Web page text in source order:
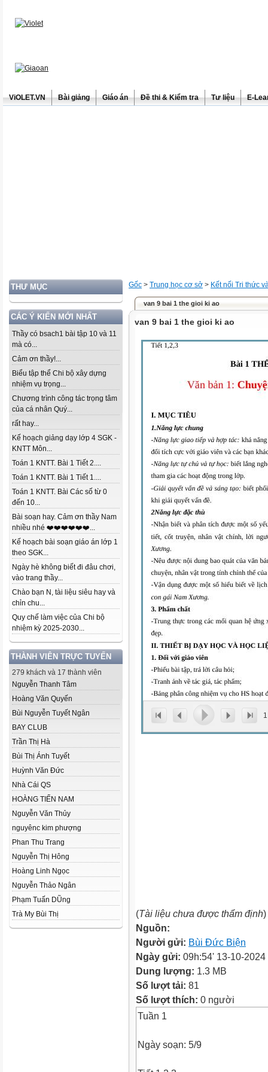
ViOLET.VN Bài giảng Giáo án Đề thi & Kiểm tra Tư liệu E-
THƯ MỤC
CÁC Ý KIẾN MỚI NHẤT
Thầy có bsach1 bài tập 10 và 11
mà có...
Cảm ơn thầy!...
Biểu tập thể Chi bộ xây dựng
nhiệm vụ trọng...
Chương trình công tác trọng tâm
của cá nhân Quý...
rất hay...
Kế hoạch giảng dạy lớp 4 SGK -
KNTT Môn...
Toán 1 KNTT. Bài 1 Tiết 2....
Toán 1 KNTT. Bài 1 Tiết 1....
Toán 1 KNTT. Bài Các số từ 0
đến 10...
Bài soạn hay. Cảm ơn thầy Nam
nhiều nhé ❤️❤️❤️❤️❤️❤️...
Kế hoạch bài soạn giáo án lớp 1
theo SGK...
Ngày hè không biết đi đâu chơi,
vào trang thầy...
Chào bạn N, tài liệu siêu hay và
chỉn chu...
Quy chế làm việc của Chi bộ
nhiệm kỳ 2025-2030...
THÀNH VIÊN TRỰC TUYẾN
279 khách và 17 thành viên
Nguyễn Thanh Tâm
Hoàng Văn Quyến
Bùi Nguyễn Tuyết Ngân
BAY CLUB
Trần Thị Hà
Bùi Thị Ánh Tuyết
Huỳnh Văn Đức
Nhà Cái QS
HOÀNG TIẾN NAM
Nguyễn Văn Thủy
nguyênc kim phượng
Phan Thu Trang
Nguyễn Thị Hông
Hoàng Linh Ngọc
Nguyễn Thảo Ngân
Phạm Tuấn DŨng
Trà My Bùi Thị
Gốc > Trung học cơ sở > Kết nối Tri thức
van 9 bai 1 the gioi ki ao
van 9 bai 1 the gioi ki ao
1
(Tài liệu chưa được thẩm định)
Nguồn:
Người gửi: Bùi Đức Biện
Ngày gửi: 09h:54' 13-10-2024
Dung lượng: 1.3 MB
Số lượt tải: 81
Số lượt thích: 0 người
Tuần 1
Ngày soạn: 5/9